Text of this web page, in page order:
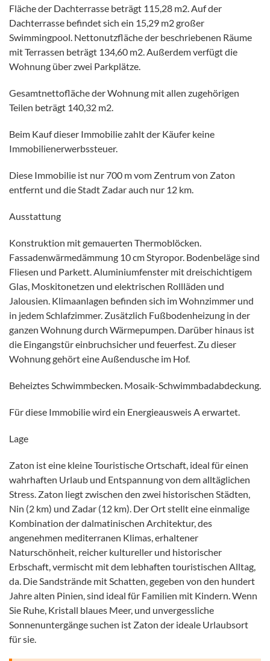
Fläche der Dachterrasse beträgt 115,28 m2. Auf der
Dachterrasse befindet sich ein 15,29 m2 großer
Swimmingpool. Nettonutzfläche der beschriebenen Räume
mit Terrassen beträgt 134,60 m2. Außerdem verfügt die
Wohnung über zwei Parkplätze.
Gesamtnettofläche der Wohnung mit allen zugehörigen
Teilen beträgt 140,32 m2.
Beim Kauf dieser Immobilie zahlt der Käufer keine
Immobilienerwerbssteuer.
Diese Immobilie ist nur 700 m vom Zentrum von Zaton
entfernt und die Stadt Zadar auch nur 12 km.
Ausstattung
Konstruktion mit gemauerten Thermoblöcken.
Fassadenwärmedämmung 10 cm Styropor. Bodenbeläge sind
Fliesen und Parkett. Aluminiumfenster mit dreischichtigem
Glas, Moskitonetzen und elektrischen Rollläden und
Jalousien. Klimaanlagen befinden sich im Wohnzimmer und
in jedem Schlafzimmer. Zusätzlich Fußbodenheizung in der
ganzen Wohnung durch Wärmepumpen. Darüber hinaus ist
die Eingangstür einbruchsicher und feuerfest. Zu dieser
Wohnung gehört eine Außendusche im Hof.
Beheiztes Schwimmbecken. Mosaik-Schwimmbadabdeckung.
Für diese Immobilie wird ein Energieausweis A erwartet.
Lage
Zaton ist eine kleine Touristische Ortschaft, ideal für einen
wahrhaften Urlaub und Entspannung von dem alltäglichen
Stress. Zaton liegt zwischen den zwei historischen Städten,
Nin (2 km) und Zadar (12 km). Der Ort stellt eine einmalige
Kombination der dalmatinischen Architektur, des
angenehmen mediterranen Klimas, erhaltener
Naturschönheit, reicher kultureller und historischer
Erbschaft, vermischt mit dem lebhaften touristischen Alltag,
da. Die Sandstrände mit Schatten, gegeben von den hundert
Jahre alten Pinien, sind ideal für Familien mit Kindern. Wenn
Sie Ruhe, Kristall blaues Meer, und unvergessliche
Sonnenuntergänge suchen ist Zaton der ideale Urlaubsort
für sie.